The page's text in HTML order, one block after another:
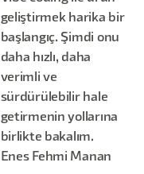
geliştirmek harika bir
başlangıç. Şimdi onu
daha hızlı, daha
verimli ve
sürdürülebilir hale
getirmenin yollarına
birlikte bakalım.
Enes Fehmi Manan